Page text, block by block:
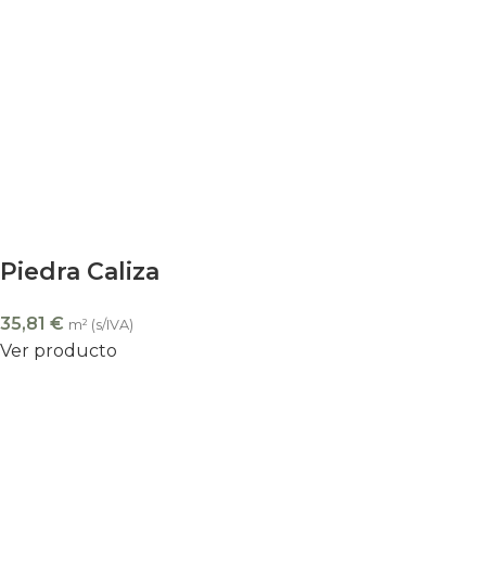
Piedra Caliza
35,81 € m² (s/IVA)
Ver producto